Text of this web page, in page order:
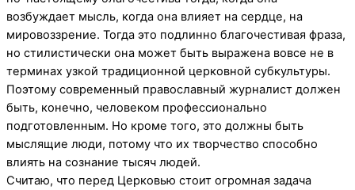
возбуждает мысль, когда она влияет на сердце, на
мировоззрение. Тогда это подлинно благочестивая фраза,
но стилистически она может быть выражена вовсе не в
терминах узкой традиционной церковной субкультуры.
Поэтому современный православный журналист должен
быть, конечно, человеком профессионально
подготовленным. Но кроме того, это должны быть
мыслящие люди, потому что их творчество способно
влиять на сознание тысяч людей.
Считаю, что перед Церковью стоит огромная задача